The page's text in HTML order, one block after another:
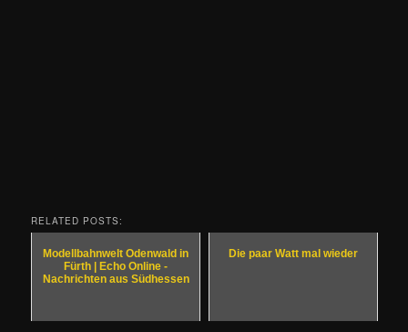
RELATED POSTS:
Modellbahnwelt Odenwald in
Fürth | Echo Online -
Nachrichten aus Südhessen
Die paar Watt mal wieder